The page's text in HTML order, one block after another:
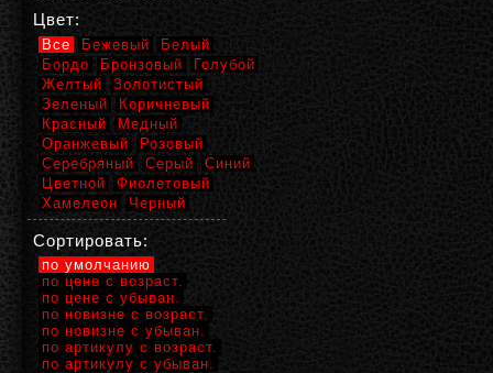
Цвет:
Все Бежевый
Белый
Бордо
Бронзовый
Голубой
Желтый
Золотистый
Зеленый
Коричневый
Красный
Медный
Оранжевый
Розовый
Серебряный
Серый
Синий
Цветной
Фиолетовый
Хамелеон
Черный
Сортировать:
по умолчанию
по цене с возраст.
по цене с убыван.
по новизне с возраст.
по новизне с убыван.
по артикулу с возраст.
по артикулу с убыван.